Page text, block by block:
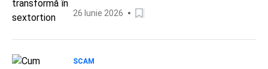
26 Iunie 2026
SCAM